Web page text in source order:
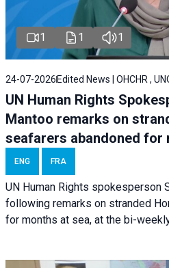
1 1 1
24-07-2026 Edited News | OHCHR ,
UN Human Rights
Mantoo remarks on
seafarers abandoned for
ENG FRA
UN Human Rights spokesperson
following remarks on stranded
for months at sea, at the bi-